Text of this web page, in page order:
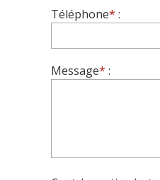
Téléphone* :
Message* :